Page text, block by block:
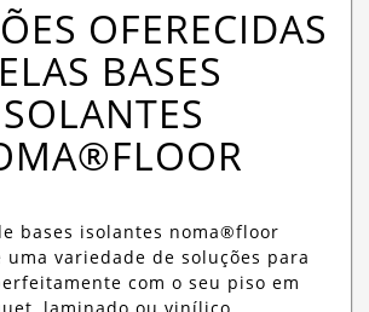
OFERECIDAS
BASES
bases isolantes noma®floor
uma variedade de soluções para
com o seu piso em